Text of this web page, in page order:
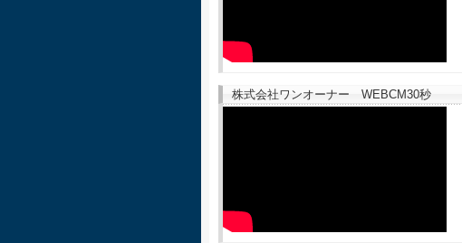
株式会社ワンオーナー WEBCM30秒